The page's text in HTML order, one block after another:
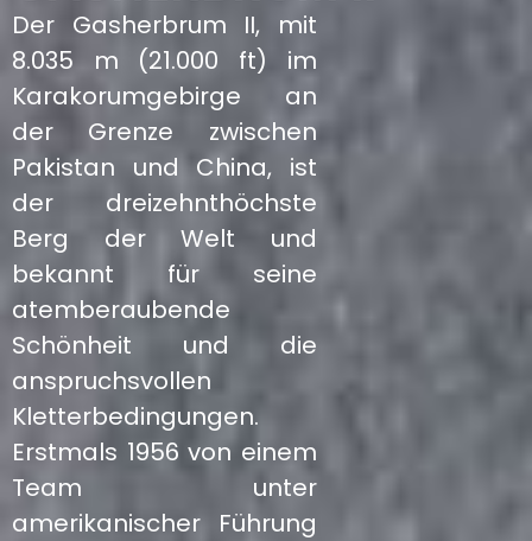
Der Gasherbrum II, mit
8.035 m (21.000 ft) im
Karakorumgebirge an
der Grenze zwischen
Pakistan und China, ist
der dreizehnthöchste
Berg der Welt und
bekannt für seine
atemberaubende
Schönheit und die
anspruchsvollen
Kletterbedingungen.
Erstmals 1956 von einem
Team unter
amerikanischer Führung